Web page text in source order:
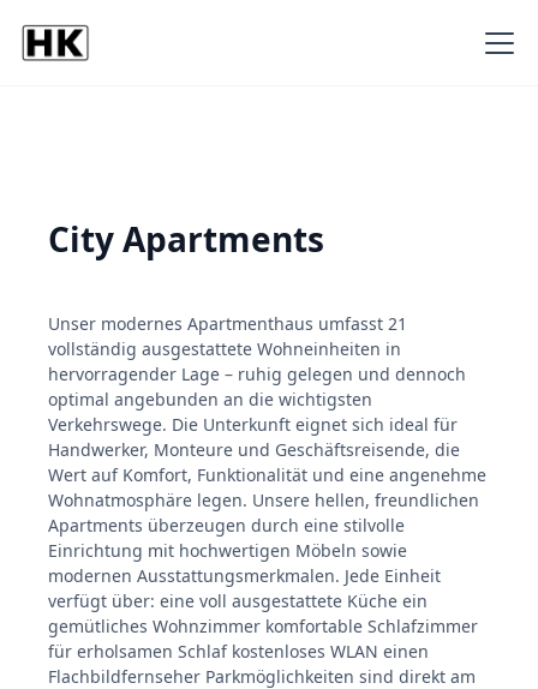
City Apartments
Unser modernes Apartmenthaus umfasst 21
vollständig ausgestattete Wohneinheiten in
hervorragender Lage – ruhig gelegen und dennoch
optimal angebunden an die wichtigsten
Verkehrswege. Die Unterkunft eignet sich ideal für
Handwerker, Monteure und Geschäftsreisende, die
Wert auf Komfort, Funktionalität und eine angenehme
Wohnatmosphäre legen. Unsere hellen, freundlichen
Apartments überzeugen durch eine stilvolle
Einrichtung mit hochwertigen Möbeln sowie
modernen Ausstattungsmerkmalen. Jede Einheit
verfügt über: eine voll ausgestattete Küche ein
gemütliches Wohnzimmer komfortable Schlafzimmer
für erholsamen Schlaf kostenloses WLAN einen
Flachbildfernseher Parkmöglichkeiten sind direkt am